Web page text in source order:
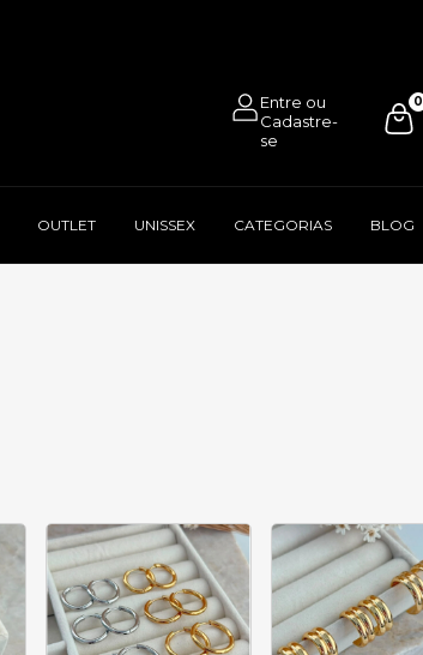
0
OUTLET UNISSEX CATEGORIAS BLOG